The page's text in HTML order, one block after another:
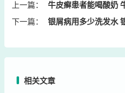
上一篇：
牛皮癣患者能喝酸奶
下一篇：
银屑病用多少洗发水 银
相关文章